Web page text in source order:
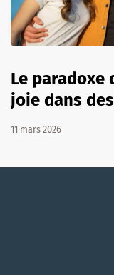
Le
joie dans
11 mars 2026